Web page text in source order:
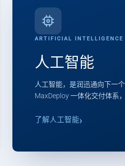
ARTIFICIAL INTELLIGENCE
人工智能
人工智能，是润迅通向下一
MaxDeploy 一体化交付体系
了解人工智能